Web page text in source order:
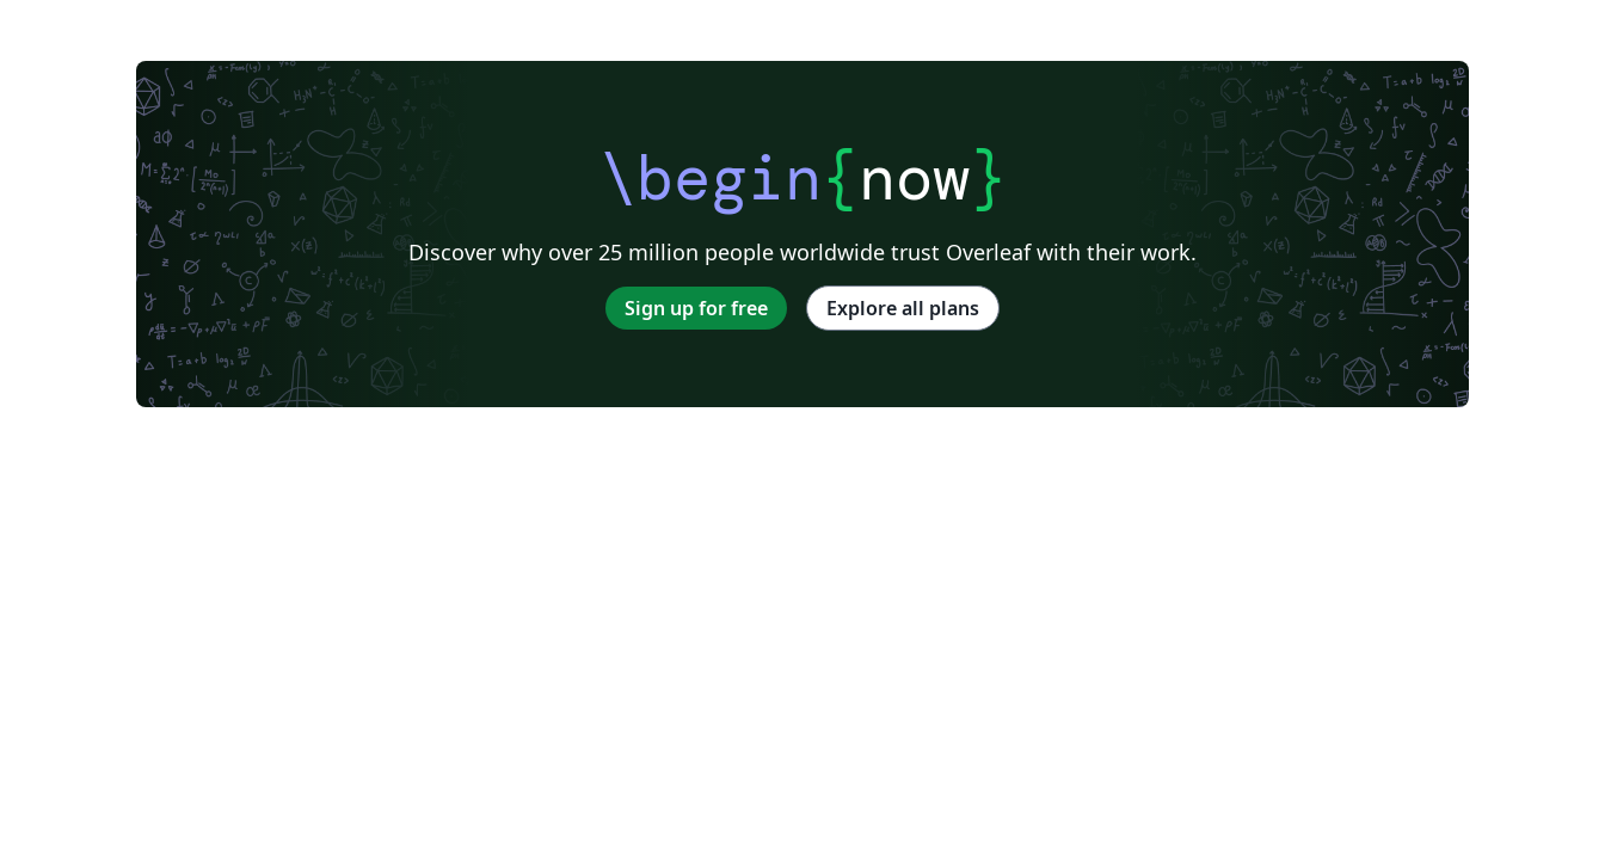
\begin{now}
Discover why over 25 million people worldwide trust Overleaf with their work.
Sign up for free Explore all plans